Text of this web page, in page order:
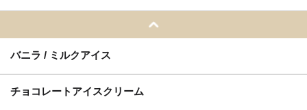
バニラ / ミルクアイス
チョコレートアイスクリーム